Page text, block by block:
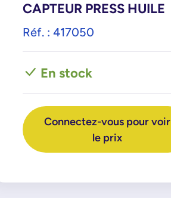
CAPTEUR PRESS HUILE
Réf. : 417050
En stock
Connectez-vous pour voir
le prix